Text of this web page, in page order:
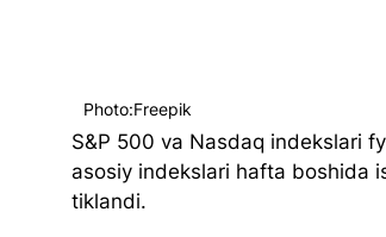
S&P 500 va Nasdaq indekslari
asosiy indekslari hafta boshida
tiklandi.
Photo:Freepik